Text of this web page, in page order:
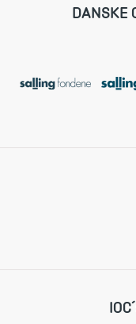
DANSKE